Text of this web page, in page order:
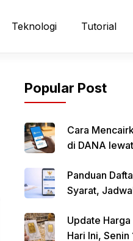
Teknologi Tutorial
Popular Post
Cara
di DANA
Panduan
Syarat,
Update Harga
Hari Ini,